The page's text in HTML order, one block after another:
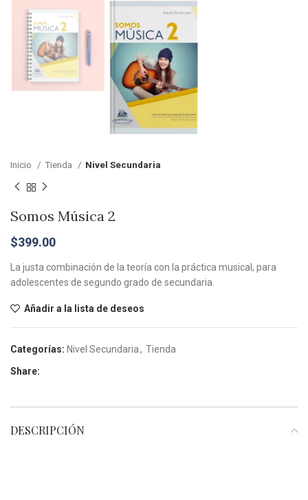
Inicio Tienda Nivel Secundaria
Somos Música 2
$399.00
La justa combinación de la teoría con la práctica musical, para
adolescentes de segundo grado de secundaria.
Añadir a la lista de deseos
Categorías: Nivel Secundaria, Tienda
Share:
DESCRIPCIÓN